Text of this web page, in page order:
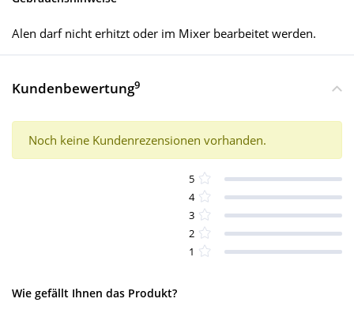
Alen darf nicht erhitzt oder im Mixer bearbeitet werden.
Kundenbewertung9
Noch keine Kundenrezensionen vorhanden.
5
4
3
2
1
Wie gefällt Ihnen das Produkt?